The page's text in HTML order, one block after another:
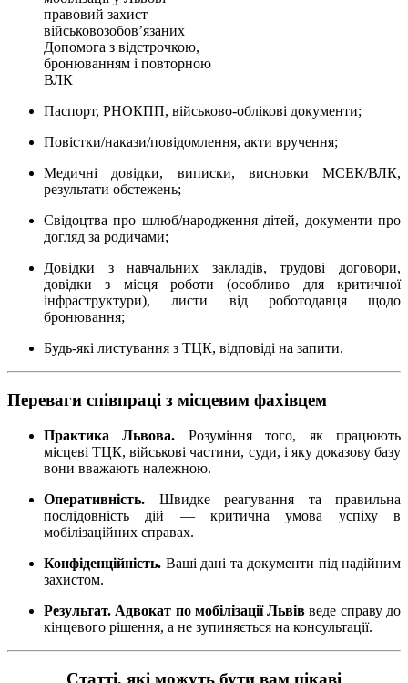
Допомога з відстрочкою,
бронюванням і повторною
ВЛК
Паспорт, РНОКПП, військово-облікові документи;
Повістки/накази/повідомлення, акти вручення;
Медичні довідки, виписки, висновки МСЕК/ВЛК,
результати обстежень;
Свідоцтва про шлюб/народження дітей, документи про
догляд за родичами;
Довідки з навчальних закладів, трудові договори,
довідки з місця роботи (особливо для критичної
інфраструктури), листи від роботодавця щодо
бронювання;
Будь-які листування з ТЦК, відповіді на запити.
Переваги співпраці з місцевим фахівцем
Практика Львова. Розуміння того, як працюють
місцеві ТЦК, військові частини, суди, і яку доказову базу
вони вважають належною.
Оперативність. Швидке реагування та правильна
послідовність дій — критична умова успіху в
мобілізаційних справах.
Конфіденційність. Ваші дані та документи під надійним
захистом.
Результат. Адвокат по мобілізації Львів веде справу до
кінцевого рішення, а не зупиняється на консультації.
Статті, які можуть бути вам цікаві